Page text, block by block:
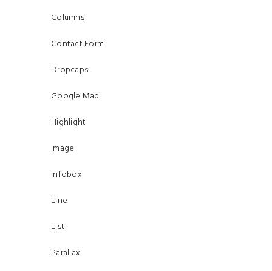
Columns
Contact Form
Dropcaps
Google Map
Highlight
Image
Infobox
Line
List
Parallax